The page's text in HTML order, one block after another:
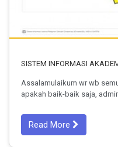
SISTEM INFORMASI
Assalamulaikum wr wb
apakah baik-baik saja,
Read More